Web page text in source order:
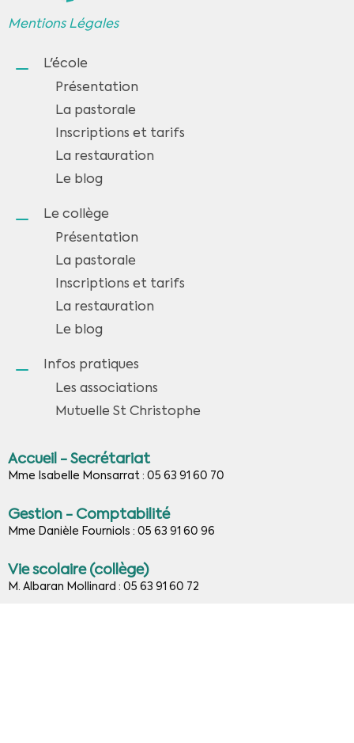
Mentions Légales
L'école
Présentation
La pastorale
Inscriptions et tarifs
La restauration
Le blog
Le collège
Présentation
La pastorale
Inscriptions et tarifs
La restauration
Le blog
Infos pratiques
Les associations
Mutuelle St Christophe
Accueil - Secrétariat
Mme Isabelle Monsarrat : 05 63 91 60 70
Gestion - Comptabilité
Mme Danièle Fourniols : 05 63 91 60 96
Vie scolaire (collège)
M. Albaran Mollinard : 05 63 91 60 72